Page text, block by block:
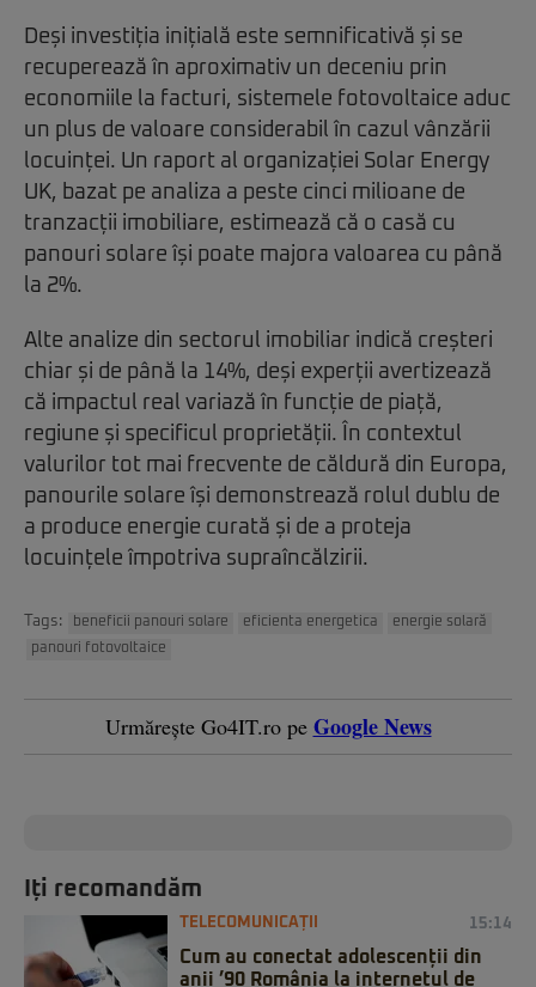
Deși investiția inițială este semnificativă și se
recuperează în aproximativ un deceniu prin
economiile la facturi, sistemele fotovoltaice aduc
un plus de valoare considerabil în cazul vânzării
locuinței. Un raport al organizației Solar Energy
UK, bazat pe analiza a peste cinci milioane de
tranzacții imobiliare, estimează că o casă cu
panouri solare își poate majora valoarea cu până
la 2%.
Alte analize din sectorul imobiliar indică creșteri
chiar și de până la 14%, deși experții avertizează
că impactul real variază în funcție de piață,
regiune și specificul proprietății. În contextul
valurilor tot mai frecvente de căldură din Europa,
panourile solare își demonstrează rolul dublu de
a produce energie curată și de a proteja
locuințele împotriva supraîncălzirii.
Tags: beneficii panouri solare eficienta energetica
energie solară
panouri fotovoltaice
Urmărește Go4IT.ro pe Google News
Iți recomandăm
TELECOMUNICAȚII 15:14
Cum au conectat adolescenții din
anii ’90 România la internetul de